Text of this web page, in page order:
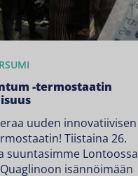
-termostaatin
uuden innovatiivisen
Tiistaina 26.
suuntasimme Lontoossa
isännöimään